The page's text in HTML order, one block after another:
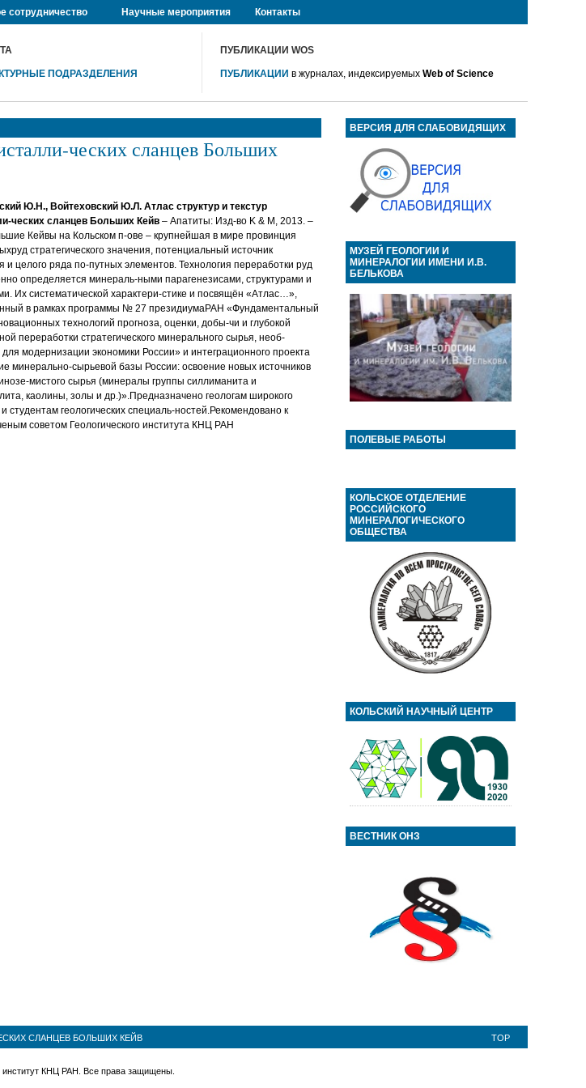
сотрудничество Научные мероприятия Контакты
ПОДРАЗДЕЛЕНИЯ
ПУБЛИКАЦИИ WOS
ПУБЛИКАЦИИ в журналах, индексируемыхWeb of Science
ческих сланцев Больших
Ю.Н., Войтеховский Ю.Л. Атлас структур и текстур
ческих сланцев Больших Кейв – Апатиты: Изд-во K & M, 2013. –
Кейвы на Кольском п-ове – крупнейшая в мире провинция
стратегического значения, потенциальный источник
и целого ряда по-путных элементов. Технология переработки руд
определяется минераль-ными парагенезисами, структурами и
Их систематической характери-стике и посвящён «Атлас…»,
в рамках программы № 27 президиумаРАН «Фундаментальный
технологий прогноза, оценки, добы-чи и глубокой
переработки стратегического минерального сырья, необ-
для модернизации экономики России» и интеграционного проекта
минерально-сырьевой базы России: освоение новых источников
мистого сырья (минералы группы силлиманита и
каолины, золы и др.)».Предназначено геологам широкого
студентам геологических специаль-ностей.Рекомендовано к
советом Геологического института КНЦ РАН
ВЕРСИЯ ДЛЯ СЛАБОВИДЯЩИХ
МУЗЕЙ ГЕОЛОГИИ И
МИНЕРАЛОГИИ ИМЕНИ И.В.
БЕЛЬКОВА
ПОЛЕВЫЕ РАБОТЫ
КОЛЬСКОЕ ОТДЕЛЕНИЕ
РОССИЙСКОГО
МИНЕРАЛОГИЧЕСКОГО
ОБЩЕСТВА
КОЛЬСКИЙ НАУЧНЫЙ ЦЕНТР
ВЕСТНИК ОНЗ
СЛАНЦЕВ БОЛЬШИХ КЕЙВ TOP
институт КНЦ РАН. Все права защищены.